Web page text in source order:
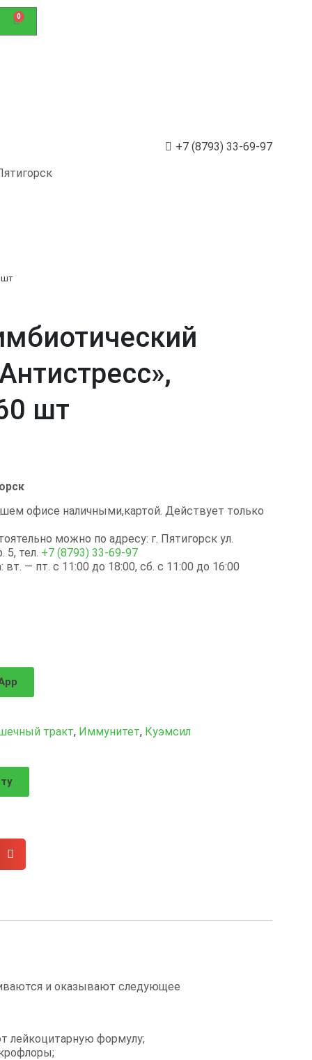
0
+7 (8793) 33-69-97
шт
шт
офисе наличными,картой. Действует только
можно по адресу: г. Пятигорск ул.
тел. +7 (8793) 33-69-97
— пт. с 11:00 до 18:00, сб. с 11:00 до 16:00
тракт, Иммунитет, Куэмсил
и оказывают следующее
лейкоцитарную формулу;